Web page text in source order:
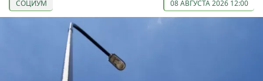
СОЦИУМ 08 АВГУСТА 2026 12:00